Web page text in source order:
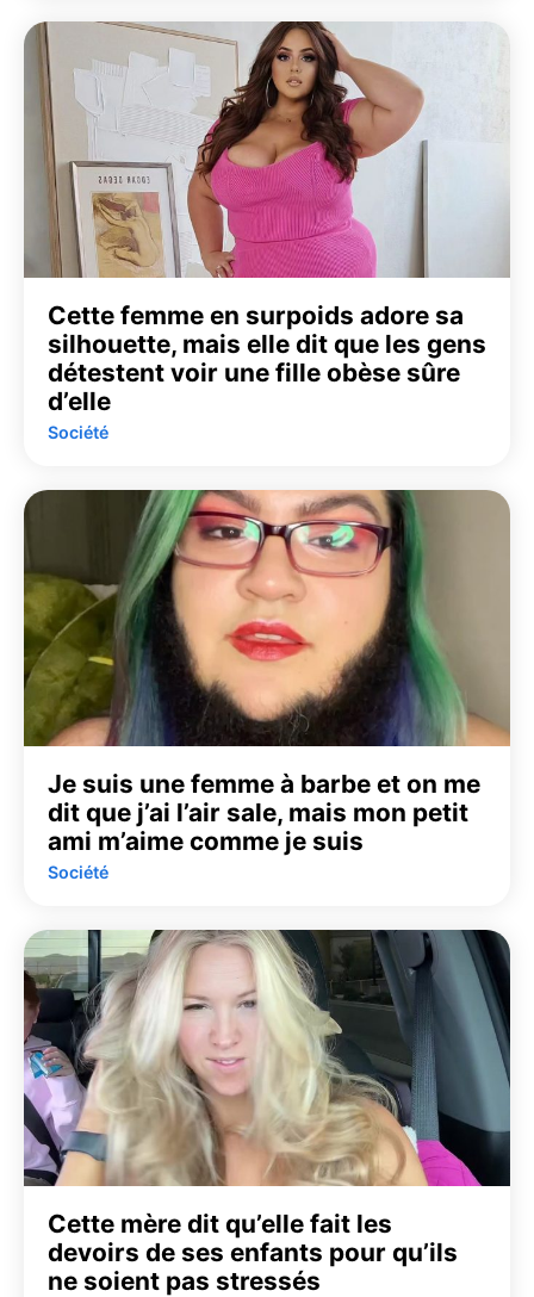
Cette femme en surpoids adore sa
silhouette, mais elle dit que les gens
détestent voir une fille obèse sûre
d’elle
Société
Je suis une femme à barbe et on me
dit que j’ai l’air sale, mais mon petit
ami m’aime comme je suis
Société
Cette mère dit qu’elle fait les
devoirs de ses enfants pour qu’ils
ne soient pas stressés